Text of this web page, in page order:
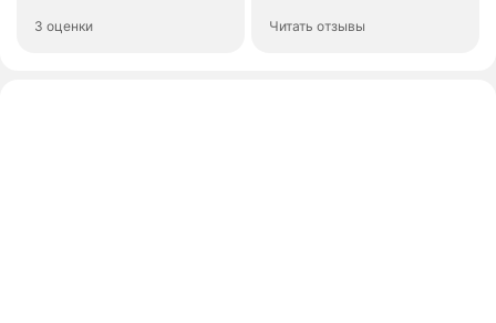
3 оценки Читать отзывы